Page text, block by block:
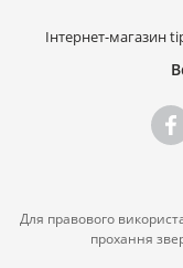
Інтернет-магазин
Для правового
прохання